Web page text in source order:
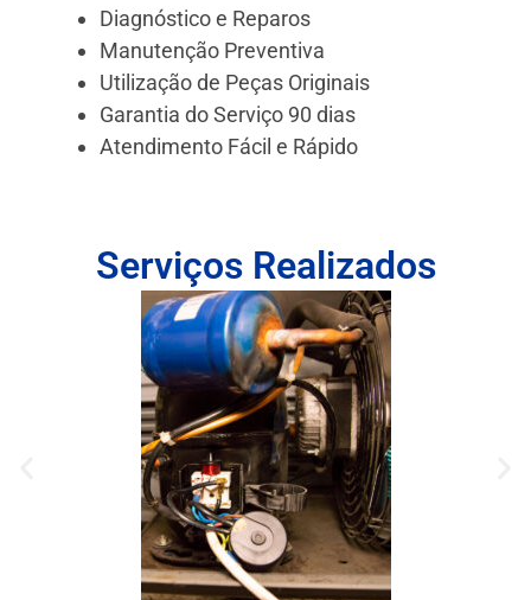
Diagnóstico e Reparos
Manutenção Preventiva
Utilização de Peças Originais
Garantia do Serviço 90 dias
Atendimento Fácil e Rápido
Serviços Realizados